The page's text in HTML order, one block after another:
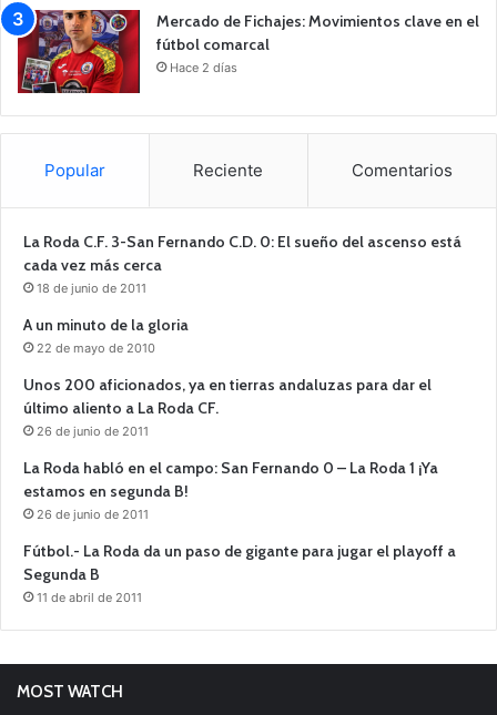
Mercado de Fichajes: Movimientos clave en el
fútbol comarcal
Hace 2 días
Popular Reciente Comentarios
La Roda C.F. 3-San Fernando C.D. 0: El sueño del ascenso está
cada vez más cerca
18 de junio de 2011
A un minuto de la gloria
22 de mayo de 2010
Unos 200 aficionados, ya en tierras andaluzas para dar el
último aliento a La Roda CF.
26 de junio de 2011
La Roda habló en el campo: San Fernando 0 – La Roda 1 ¡Ya
estamos en segunda B!
26 de junio de 2011
Fútbol.- La Roda da un paso de gigante para jugar el playoff a
Segunda B
11 de abril de 2011
MOST WATCH